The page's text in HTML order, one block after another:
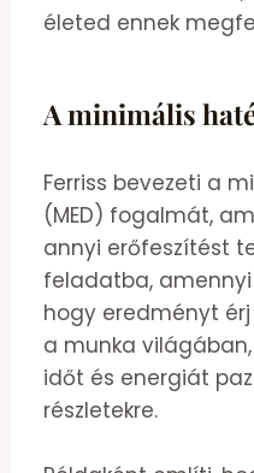
életed ennek
A minimális
Ferriss bevezeti a
(MED) fogalmát,
annyi erőfeszítést
feladatba, amennyi
hogy eredményt érj
a munka
időt és energiát
részletekre.